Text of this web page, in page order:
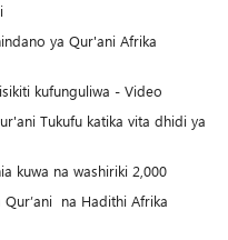
ya Qur'ani Afrika
kufunguliwa - Video
Tukufu katika vita dhidi ya
kuwa na washiriki 2,000
na Hadithi Afrika